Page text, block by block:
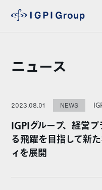
ニュース
2023.08.01 NEWS
IGPIグループ、経営
る飛躍を目指して新
ィを展開